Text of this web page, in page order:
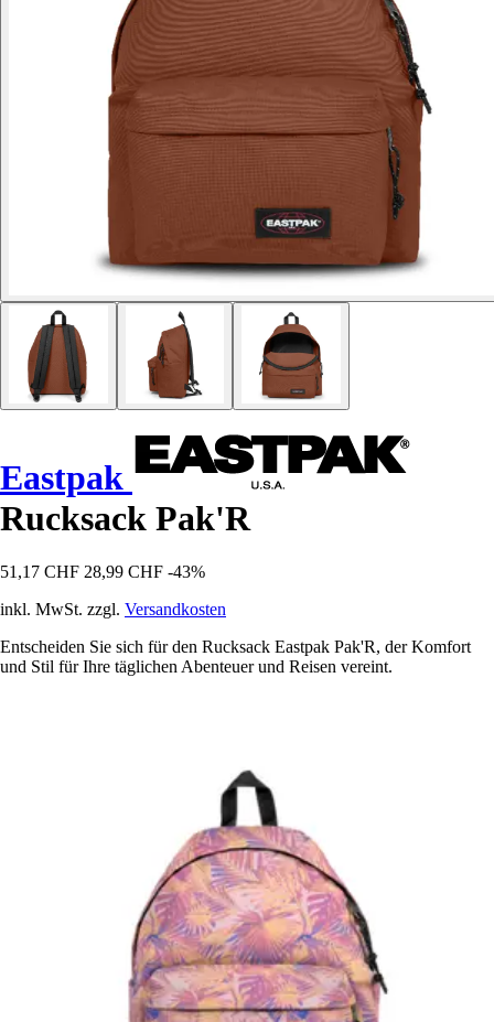
Eastpak
Rucksack Pak'R
51,17 CHF 28,99 CHF -43%
inkl. MwSt. zzgl. Versandkosten
Entscheiden Sie sich für den Rucksack Eastpak Pak'R, der Komfort
und Stil für Ihre täglichen Abenteuer und Reisen vereint.